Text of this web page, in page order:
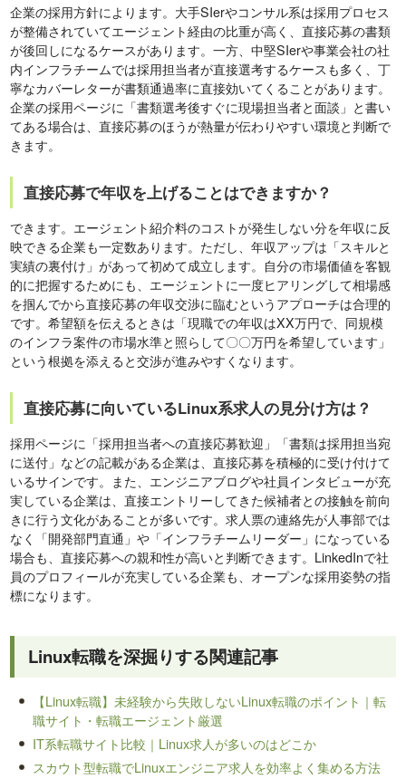
企業の採用方針によります。大手SIerやコンサル系は採用プロセス
が整備されていてエージェント経由の比重が高く、直接応募の書類
が後回しになるケースがあります。一方、中堅SIerや事業会社の社
内インフラチームでは採用担当者が直接選考するケースも多く、丁
寧なカバーレターが書類通過率に直接効いてくることがあります。
企業の採用ページに「書類選考後すぐに現場担当者と面談」と書い
てある場合は、直接応募のほうが熱量が伝わりやすい環境と判断で
きます。
直接応募で年収を上げることはできますか？
できます。エージェント紹介料のコストが発生しない分を年収に反
映できる企業も一定数あります。ただし、年収アップは「スキルと
実績の裏付け」があって初めて成立します。自分の市場価値を客観
的に把握するためにも、エージェントに一度ヒアリングして相場感
を掴んでから直接応募の年収交渉に臨むというアプローチは合理的
です。希望額を伝えるときは「現職での年収はXX万円で、同規模
のインフラ案件の市場水準と照らして〇〇万円を希望しています」
という根拠を添えると交渉が進みやすくなります。
直接応募に向いているLinux系求人の見分け方は？
採用ページに「採用担当者への直接応募歓迎」「書類は採用担当宛
に送付」などの記載がある企業は、直接応募を積極的に受け付けて
いるサインです。また、エンジニアブログや社員インタビューが充
実している企業は、直接エントリーしてきた候補者との接触を前向
きに行う文化があることが多いです。求人票の連絡先が人事部では
なく「開発部門直通」や「インフラチームリーダー」になっている
場合も、直接応募への親和性が高いと判断できます。LinkedInで社
員のプロフィールが充実している企業も、オープンな採用姿勢の指
標になります。
Linux転職を深掘りする関連記事
【Linux転職】未経験から失敗しないLinux転職のポイント｜転
職サイト・転職エージェント厳選
IT系転職サイト比較｜Linux求人が多いのはどこか
スカウト型転職でLinuxエンジニア求人を効率よく集める方法